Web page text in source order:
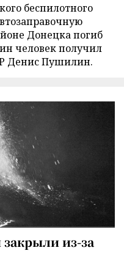
беспилотного
Донецка погиб
человек получил
Денис Пушилин.
из-за